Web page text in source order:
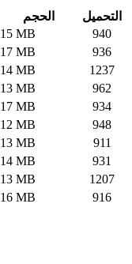
الحجم
التحميل
15 MB
940
17 MB
936
14 MB
1237
13 MB
962
17 MB
934
12 MB
948
13 MB
911
14 MB
931
13 MB
1207
16 MB 916